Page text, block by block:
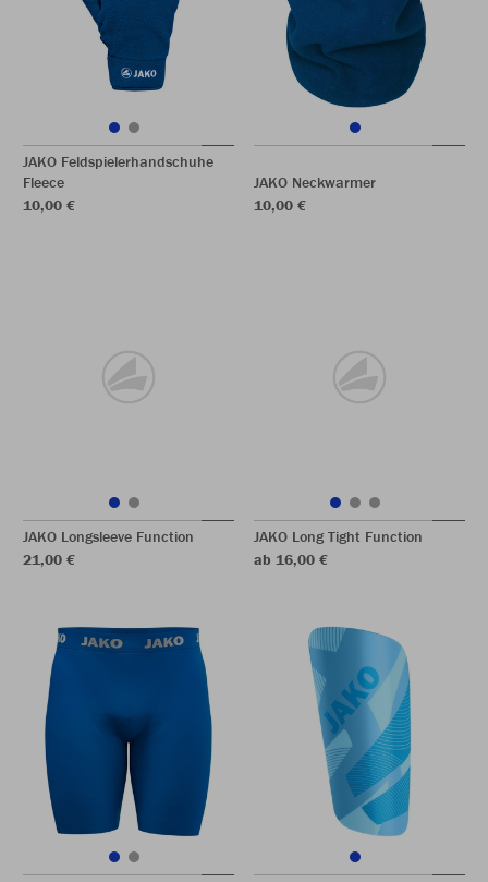
JAKO Feldspielerhandschuhe
Fleece
10,00 €
JAKO Neckwarmer
10,00 €
JAKO Longsleeve Function
21,00 €
JAKO Long Tight Function
ab 16,00 €